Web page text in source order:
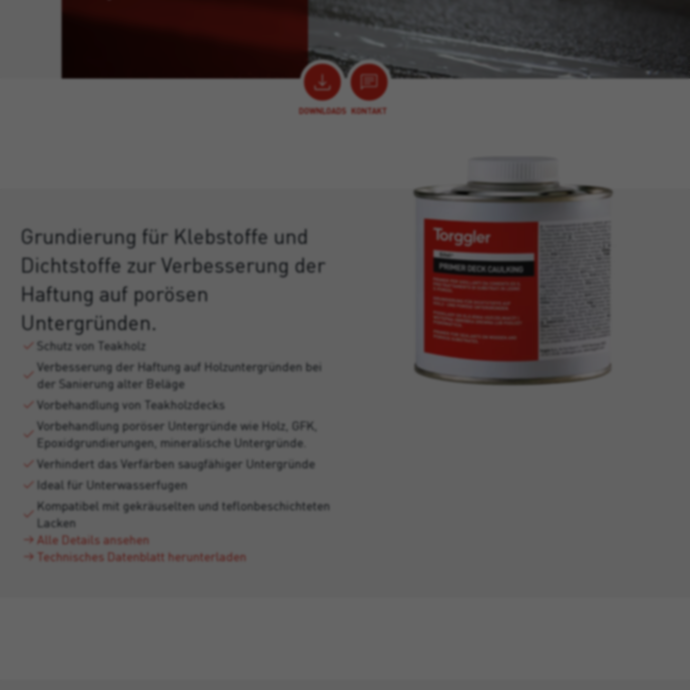
DOWNLOADS KONTAKT
Grundierung für Klebstoffe und
Dichtstoffe zur Verbesserung der
Haftung auf porösen
Untergründen.
Schutz von Teakholz
Verbesserung der Haftung auf Holzuntergründen bei
der Sanierung alter Beläge
Vorbehandlung von Teakholzdecks
Vorbehandlung poröser Untergründe wie Holz, GFK,
Epoxidgrundierungen, mineralische Untergründe.
Verhindert das Verfärben saugfähiger Untergründe
Ideal für Unterwasserfugen
Kompatibel mit gekräuselten und teflonbeschichteten
Lacken
Alle Details ansehen
Technisches Datenblatt herunterladen